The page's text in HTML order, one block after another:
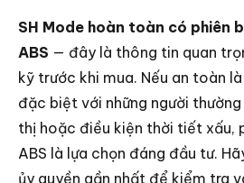
SH Mode hoàn toàn có phiên
ABS — đây là thông tin quan
kỹ trước khi mua. Nếu an toàn
đặc biệt với những người
thị hoặc điều kiện thời tiết xấu,
ABS là lựa chọn đáng đầu tư.
ủy quyền gần nhất để kiểm tra